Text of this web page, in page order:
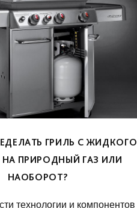
ГРИЛЬ С ЖИДКОГО
ПРИРОДНЫЙ ГАЗ ИЛИ
НАОБОРОТ?
технологии и компонентов